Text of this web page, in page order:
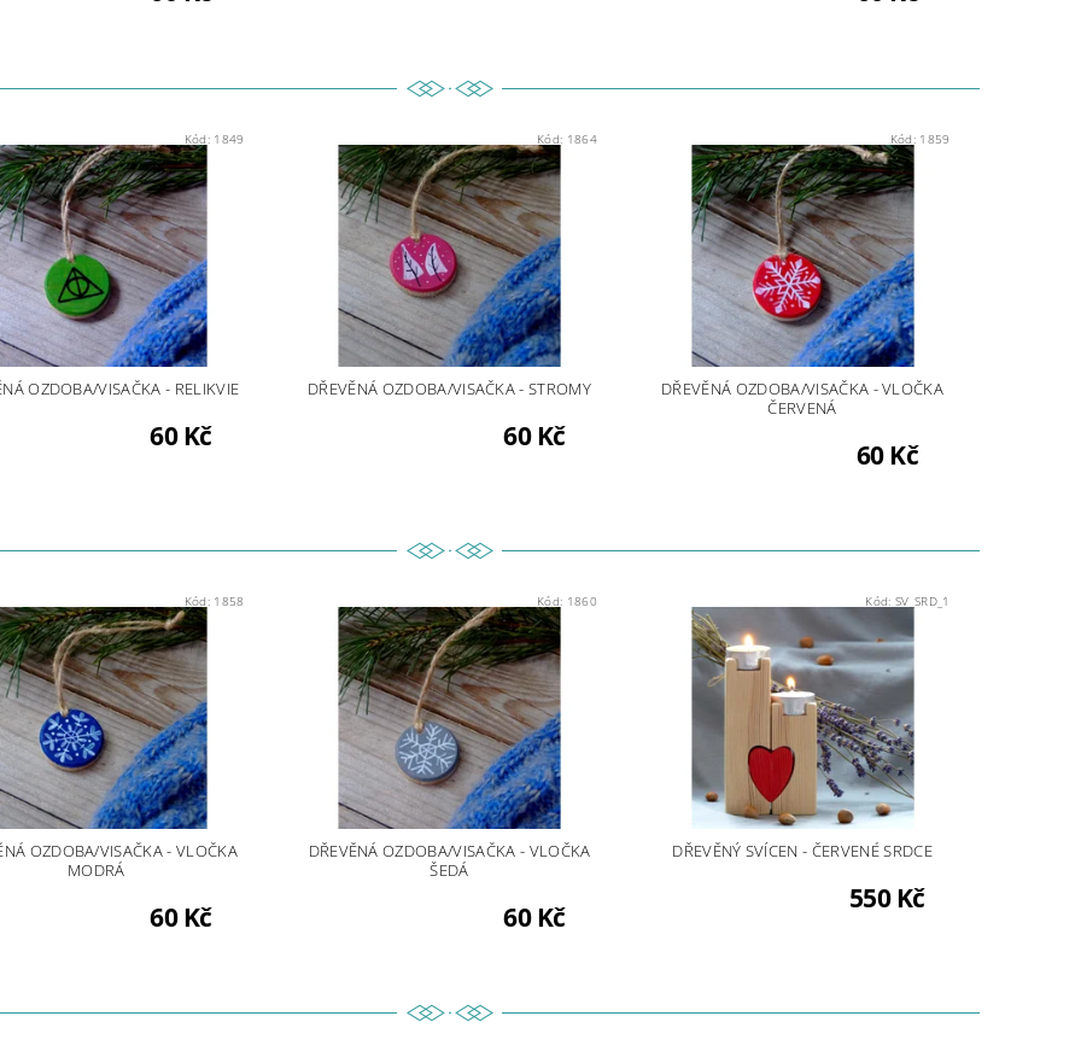
Kód: 1849
OZDOBA/VISAČKA - RELIKVIE
60 Kč
Kód: 1864
DŘEVĚNÁ OZDOBA/VISAČKA - STROMY
60 Kč
Kód: 1859
DŘEVĚNÁ OZDOBA/VISAČKA - VLOČKA
ČERVENÁ
60 Kč
Kód: 1858
OZDOBA/VISAČKA - VLOČKA
MODRÁ
60 Kč
Kód: 1860
DŘEVĚNÁ OZDOBA/VISAČKA - VLOČKA
ŠEDÁ
60 Kč
Kód:SV_SRD_1
DŘEVĚNÝ SVÍCEN - ČERVENÉ SRDCE
550 Kč